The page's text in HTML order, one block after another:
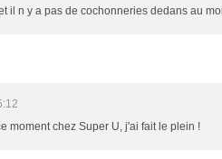
il n y a pas de cochonneries dedans au
moment chez Super U, j'ai fait le plein !